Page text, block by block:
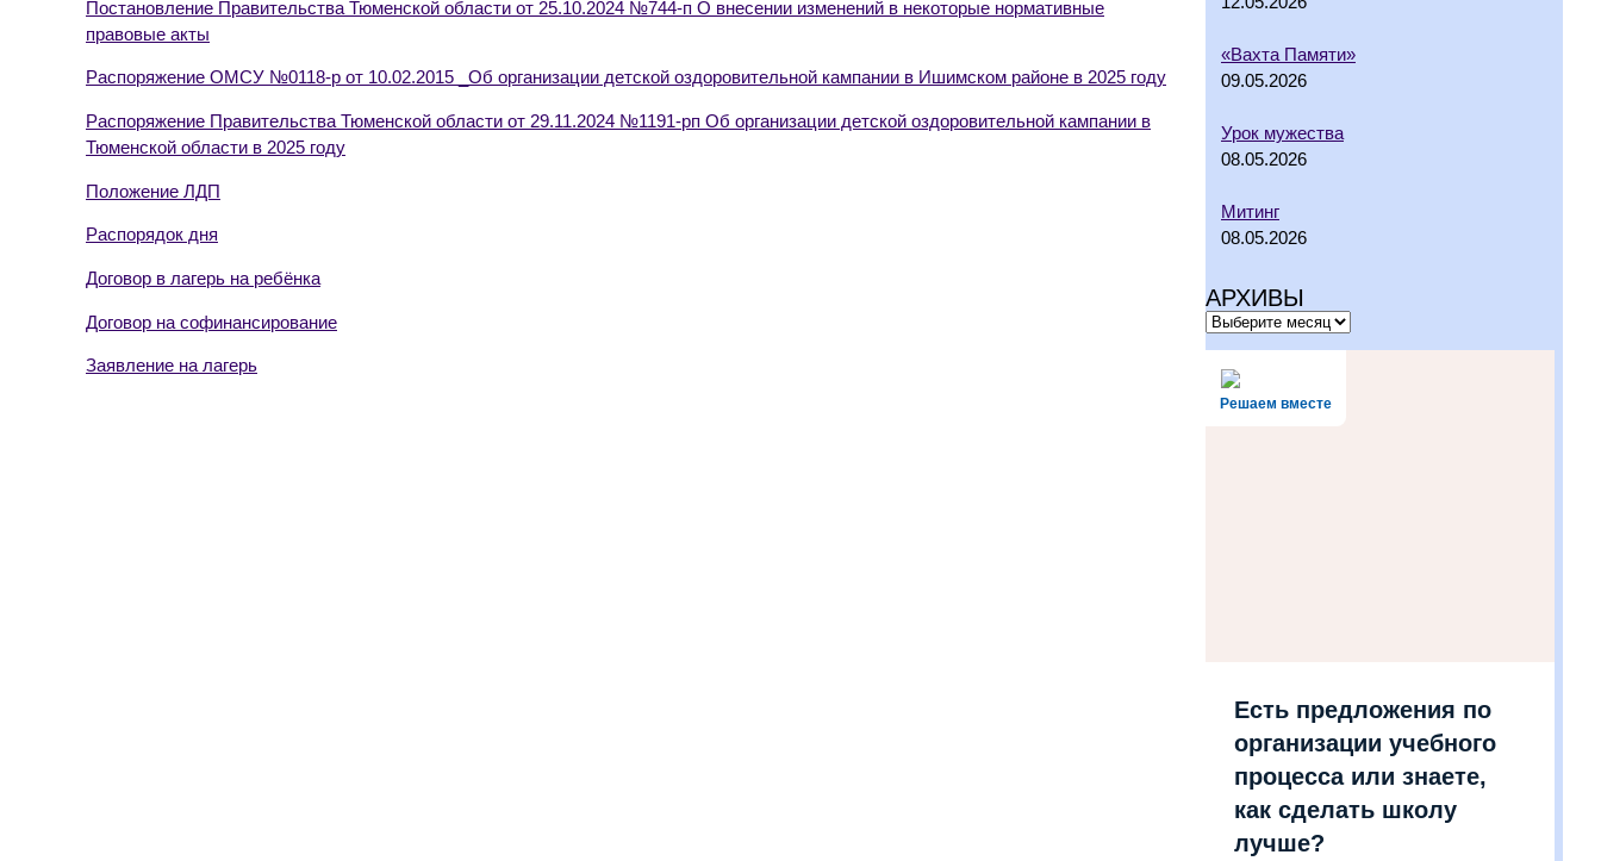
«Вахта Памяти»
09.05.2026
Урок мужества
08.05.2026
Митинг
08.05.2026
АРХИВЫ
Решаем вместе
Есть предложения по
организации учебного
процесса или знаете,
как сделать школу
лучше?
Постановление Правительства Тюменской области от 25.10.2024 №744-п О внесении изменений в некоторые нормативные
правовые акты
Распоряжение ОМСУ №0118-р от 10.02.2015 _Об организации детской оздоровительной кампании в Ишимском районе в 2025 году
Распоряжение Правительства Тюменской области от 29.11.2024 №1191-рп Об организации детской оздоровительной кампании в
Тюменской области в 2025 году
Положение ЛДП
Распорядок дня
Договор в лагерь на ребёнка
Договор на софинансирование
Заявление на лагерь